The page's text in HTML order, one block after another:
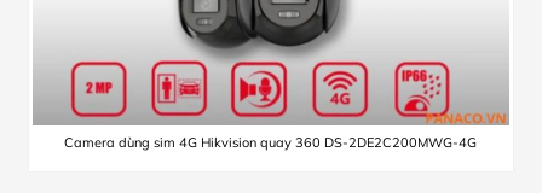
Camera dùng sim 4G Hikvision quay 360 DS-2DE2C200MWG-4G